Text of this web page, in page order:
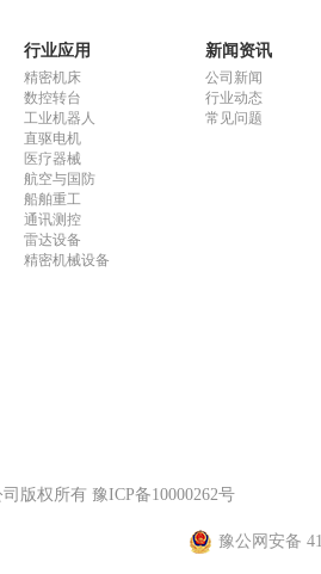
行业应用
精密机床
数控转台
工业机器人
直驱电机
医疗器械
航空与国防
船舶重工
通讯测控
雷达设备
精密机械设备
新闻资讯
公司新闻
行业动态
常见问题
司版权所有 豫ICP备10000262号
豫公网安备